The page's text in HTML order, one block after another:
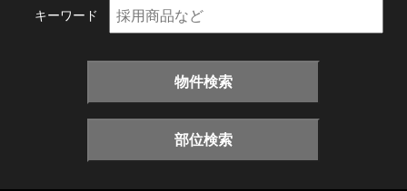
キーワード
物件検索
部位検索